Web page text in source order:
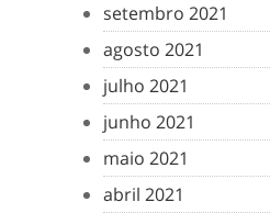
setembro 2021
agosto 2021
julho 2021
junho 2021
maio 2021
abril 2021